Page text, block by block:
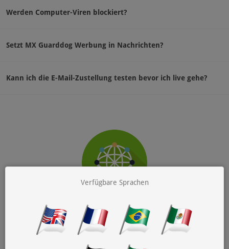
Werden Computer-Viren blockiert?
Setzt MX Guarddog Werbung in Nachrichten?
Kann ich die E-Mail-Zustellung testen bevor ich live gehe?
General Questions
Falls Ihre E-Mail-Adresse durch MX Guarddog geschützt ist, Sie
jedoch nicht der Poststelle sind, finden Sie Antworten auf die
Verfügbare Sprachen